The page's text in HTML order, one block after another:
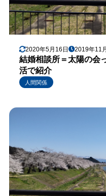
2020年5月16日 2019年11
結婚相談所＝太陽の会
活で紹介
人間関係